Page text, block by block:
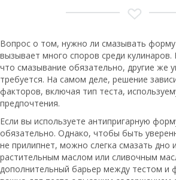
Вопрос о том, нужно ли смазывать
вызывает много споров среди
что смазывание обязательно, другие же
требуется. На самом деле, решение
факторов, включая тип теста,
предпочтения.
Если вы используете антипригарную
обязательно. Однако, чтобы быть
не прилипнет, можно слегка смазать дно
растительным маслом или сливочным
дополнительный барьер между тестом и